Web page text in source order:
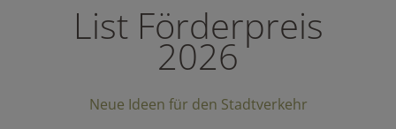
List Förderpreis
2026
Neue Ideen für den Stadtverkehr